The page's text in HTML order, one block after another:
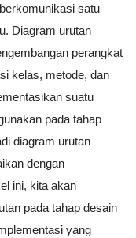
satu
Diagram urutan
perangkat
kelas, metode, dan
suatu
pada tahap
diagram urutan
dengan
ini, kita akan
pada tahap desain
yang